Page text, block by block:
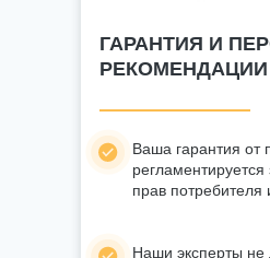
ГАРАНТИЯ И
Ваша гарантия от
прав
Наши эксперты не